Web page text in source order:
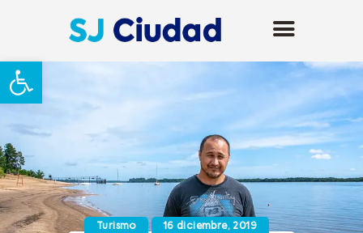
Abrir barra de herramientas
Turismo 16 diciembre, 2019